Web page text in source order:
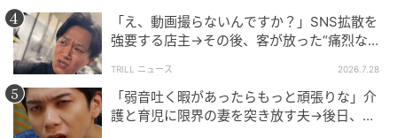
男性客と女性客が顔を見合わせているところへ、新し
いスタッフが入ってきます。
「おはようございます」
店員はすかさず出迎えます。
「え、動画撮らないんですか？」SNS拡散を
強要する店主→その後、客が放った“痛烈な一
TRILL ニュース 2026.7.28
「弱音吐く暇があったらもっと頑張りな」介
護と育児に限界の妻を突き放す夫→後日、妻